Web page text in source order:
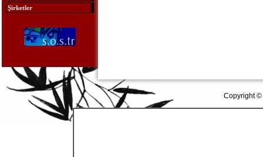
Şirketler
Copyright ©